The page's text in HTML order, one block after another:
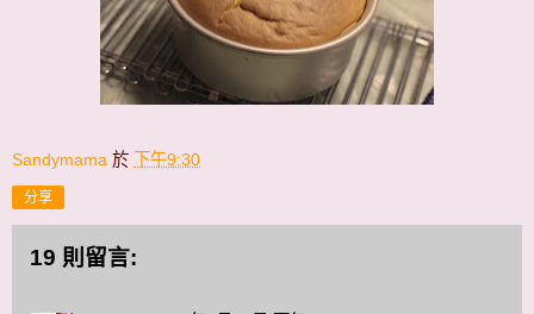
Sandymama 於 下午9:30
分享
19 則留言: